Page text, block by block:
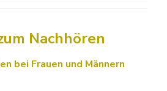
Nachhören
bei Frauen und Männern